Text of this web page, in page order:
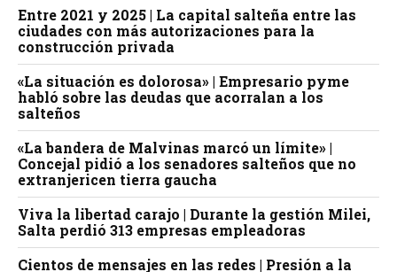
Entre 2021 y 2025 | La capital salteña entre las
ciudades con más autorizaciones para la
construcción privada
«La situación es dolorosa» | Empresario pyme
habló sobre las deudas que acorralan a los
salteños
«La bandera de Malvinas marcó un límite» |
Concejal pidió a los senadores salteños que no
extranjericen tierra gaucha
Viva la libertad carajo | Durante la gestión Milei,
Salta perdió 313 empresas empleadoras
Cientos de mensajes en las redes | Presión a la